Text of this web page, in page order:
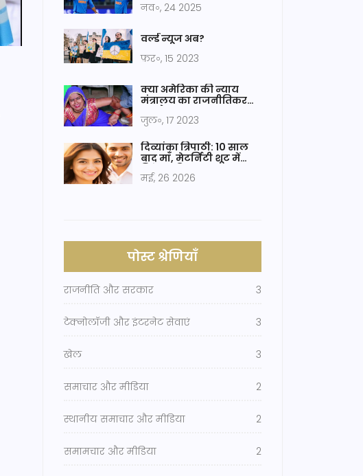
ओडीआई सीरीज के लिए
नव॰, 24 2025
वर्ल्ड न्यूज अब?
फ़र॰, 15 2023
क्या अमेरिका की न्याय
मंत्रालय का राजनीतिकरण
जुल॰, 17 2023
दिव्यांका त्रिपाठी: 10 साल
बाद माँ, मेटर्निटी शूट में
विवेक दहिया
मई, 26 2026
पोस्ट श्रेणियाँ
राजनीति और सरकार 3
टेक्नोलॉजी और इंटरनेट सेवाएं 3
खेल 3
समाचार और मीडिया 2
स्थानीय समाचार और मीडिया 2
समामचार और मीडिया 2